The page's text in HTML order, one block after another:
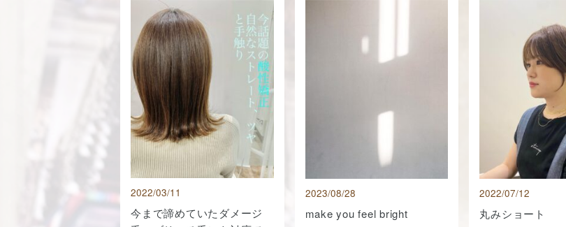
2022/03/11
今まで諦めていたダメージ
2023/08/28
make you feel bright
2022/07/12
丸みショート